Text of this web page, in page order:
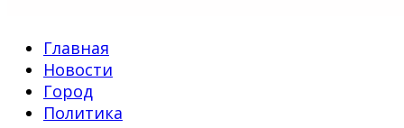
Главная
Новости
Город
Политика